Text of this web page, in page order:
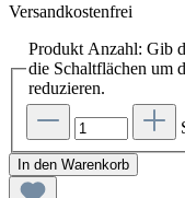
Versandkostenfrei
Produkt Anzahl: Gib
die Schaltflächen um
reduzieren.
In den Warenkorb